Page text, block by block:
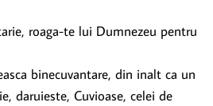
roaga-te lui Dumnezeu pentru
binecuvantare, din inalt ca un
daruieste, Cuvioase, celei de